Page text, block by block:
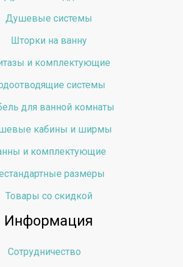
Душевые системы
Шторки на ванну
и комплектующие
системы
для ванной комнаты
кабины и ширмы
и комплектующие
размеры
Товары со скидкой
Информация
Сотрудничество